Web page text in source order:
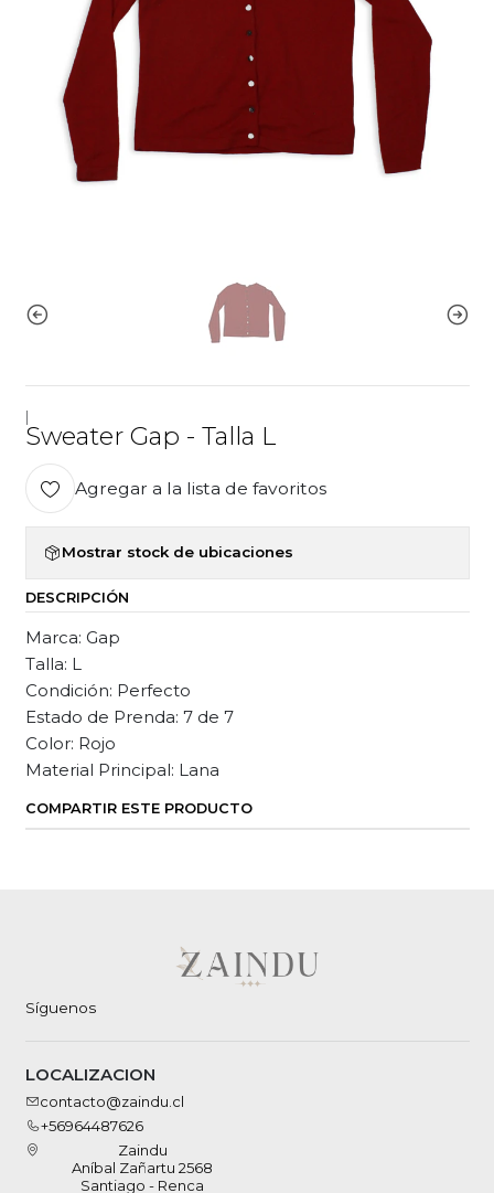
Sweater Gap - Talla L
Agregar a la lista de favoritos
Mostrar stock de ubicaciones
DESCRIPCIÓN
Marca: Gap
Talla: L
Condición: Perfecto
Estado de Prenda: 7 de 7
Color: Rojo
Material Principal: Lana
COMPARTIR ESTE PRODUCTO
Síguenos
LOCALIZACION
contacto@zaindu.cl
+56964487626
Zaindu
Aníbal Zañartu 2568
Santiago - Renca